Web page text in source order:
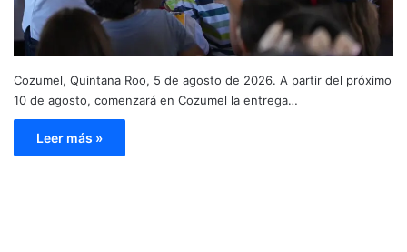
Cozumel, Quintana Roo, 5 de agosto de 2026. A partir del próximo
10 de agosto, comenzará en Cozumel la entrega…
Leer más »